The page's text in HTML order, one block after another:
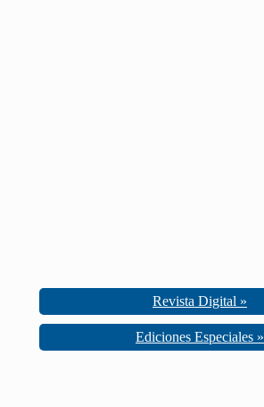
Revista Digital »
Ediciones Especiales »